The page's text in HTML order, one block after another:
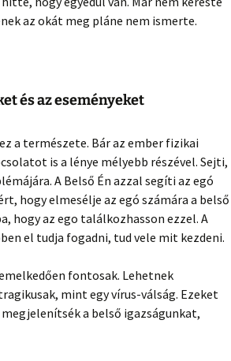
az okát meg pláne nem ismerte.
és az eseményeket
a természete. Bár az ember fizikai
is a lénye mélyebb részével. Sejti,
A Belső Én azzal segíti az egó
hogy elmesélje az egó számára a belső
hogy az ego találkozhasson ezzel. A
el tudja fogadni, tud vele mit kezdeni.
fontosak. Lehetnek
mint egy vírus-válság. Ezeket
a belső igazságunkat,